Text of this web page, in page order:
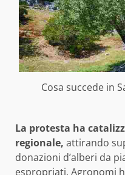
Cosa succede in
La protesta ha
regionale, attirando
donazioni d’alberi da
espropriati. Agronomi